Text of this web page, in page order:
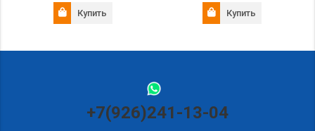
Купить Купить
+7(926)241-13-04